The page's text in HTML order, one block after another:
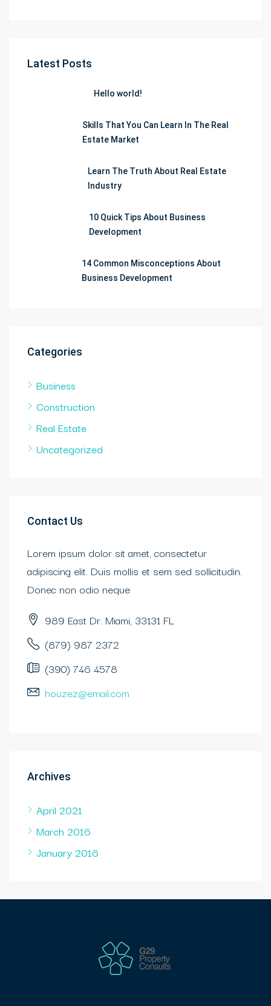
Latest Posts
Hello world!
Skills That You Can Learn In The Real
Estate Market
Learn The Truth About Real Estate
Industry
10 Quick Tips About Business
Development
14 Common Misconceptions About
Business Development
Categories
Business
Construction
Real Estate
Uncategorized
Contact Us
Lorem ipsum dolor sit amet, consectetur
adipiscing elit. Duis mollis et sem sed sollicitudin.
Donec non odio neque
989 East Dr. Miami, 33131 FL
(879) 987 2372
(390) 746 4578
houzez@email.com
Archives
April 2021
March 2016
January 2016